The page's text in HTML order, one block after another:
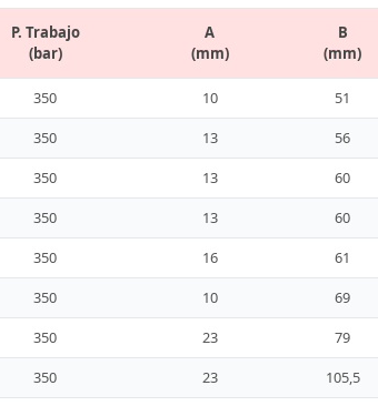
P. Trabajo
(bar)
A
(mm)
B
(mm)
350 10 51
350 13 56
350 13 60
350 13 60
350 16 61
350 10 69
350 23 79
350 23 105,5